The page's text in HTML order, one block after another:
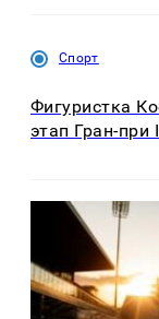
Спорт
Фигуристка
этап Гран-при